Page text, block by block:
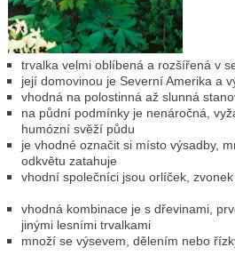
trvalka velmi oblíbená a rozšířená v
její domovinou je Severní Amerika a
vhodná na polostinná až slunná
na půdní podmínky je nenáročná,
humózní svěží půdu
je vhodné označit si místo výsadby,
odkvětu zatahuje
vhodní společníci jsou orlíček,
vhodná kombinace je s dřevinami,
jinými lesními trvalkami
množí se výsevem, dělením nebo